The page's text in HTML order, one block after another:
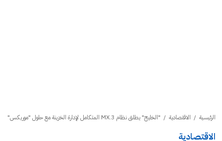
الرئيسية / الاقتصادية / "الخليج" يطلق نظام MX.3 المتكامل لإدارة الخزينة مع حلول "موريكس"
الاقتصادية